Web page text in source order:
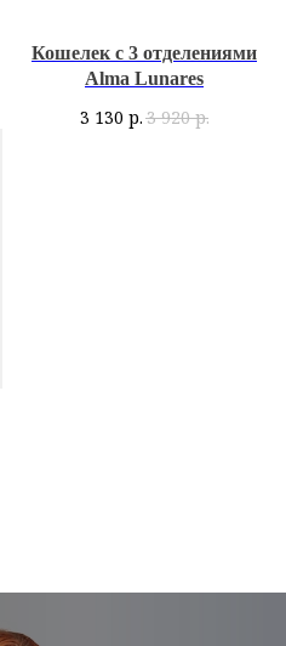
Кошелек с 3 отделениями
Alma Lunares
3 130 р.3 920 р.